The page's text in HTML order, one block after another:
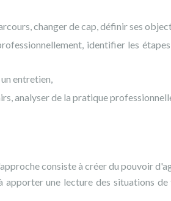
changer de cap, définir ses
identifier les
entretien,
analyser de la pratique
consiste à créer du pouvoir
une lecture des situations